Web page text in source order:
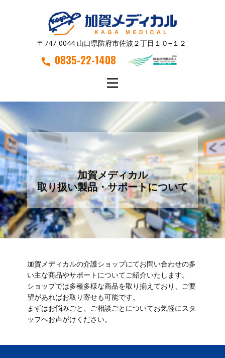
〒747-0044 山口県防府市佐波２丁目１０−１２
0835-22-1408
加賀メディカル
取り扱い製品・サポートについて
加賀メディカルの介護ショップにてお問い合わせの多
い主な商品やサポートについてご紹介いたします。
ショップでは多種多様な商品を取り揃えており、ご要
望があればお取り寄せも可能です。
まずはお悩みごと、ご相談ごとについてお気軽にスタ
ッフへお声がけください。